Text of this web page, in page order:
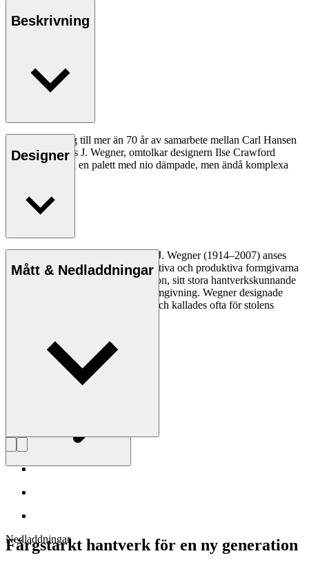
Beskrivning
Som en hyllning till mer än 70 år av samarbete mellan Carl Hansen
& Søn och Hans J. Wegner, omtolkar designern Ilse Crawford
CH24 Y-stolen i en palett med nio dämpade, men ändå komplexa
Läs mer
Designer
Den danske möbeldesignern Hans J. Wegner (1914–2007) anses
vara en av de mest kreativa, innovativa och produktiva formgivarna
genom tiderna, känd för sin precision, sitt stora hantverkskunnande
och sin kompromisslösa syn på formgivning. Wegner designade
nästan 500 stolar under sin livstid och kallades ofta för stolens
Läs mer om Hans J. Wegner
Mått & Nedladdningar
Nedladdningar
Färgstarkt hantverk för en ny generation